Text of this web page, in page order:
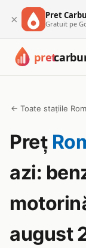
× Pret
Gratuit pe
← Toate stațiile
Preț
azi:
august